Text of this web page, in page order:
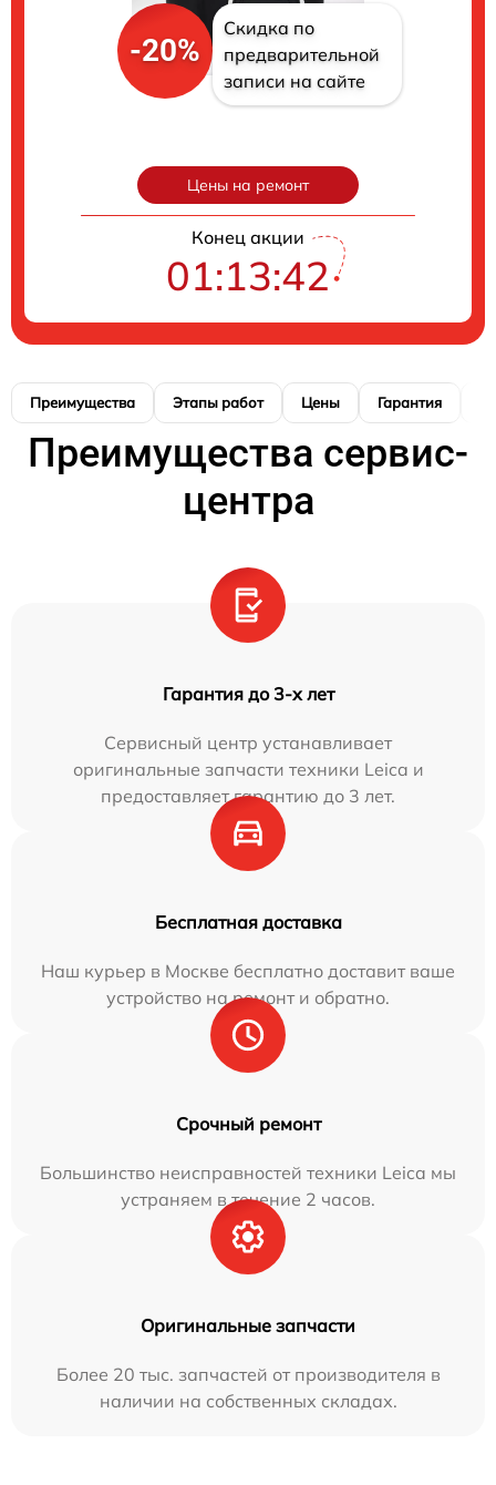
-20%
Скидка по
предварительной
записи на сайте
Цены на ремонт
Конец акции
01:13:41
Преимущества Этапы работ Цены Гарантия
Преимущества сервис-
центра
Гарантия до 3-х лет
Сервисный центр устанавливает
оригинальные запчасти техники Leica и
предоставляет гарантию до 3 лет.
Бесплатная доставка
Наш курьер в Москве бесплатно доставит ваше
устройство на ремонт и обратно.
Срочный ремонт
Большинство неисправностей техники Leica мы
устраняем в течение 2 часов.
Оригинальные запчасти
Более 20 тыс. запчастей от производителя в
наличии на собственных складах.